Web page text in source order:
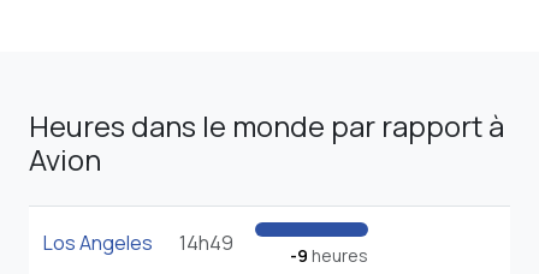
Heures dans le monde par rapport à
Avion
Los Angeles 14h49 -9 heures